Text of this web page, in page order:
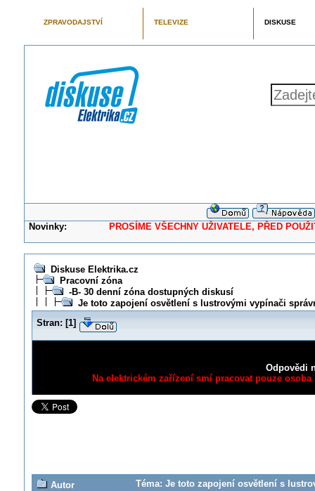
ZPRAVODAJSTVÍ TELEVIZE DISKUSE
Novinky: PROSÍME VŠECHNY UŽIVATELE, PŘED
Diskuse Elektrika.cz
Pracovní zóna
-B- 30 denní zóna dostupných diskusí
Je toto zapojení osvětlení s lustrovými vypínači
Stran: [1]
Odpovědi
Na elektrickém zařízení smí pracovat pouze
Autor
Téma: Je toto zapojení osvětlení s